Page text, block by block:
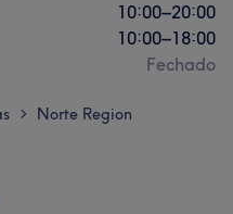
10:00–20:00
10:00–18:00
Fechado
> Norte Region